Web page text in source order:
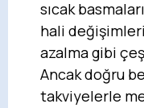
sıcak
hali
azalma gibi
Ancak doğru
takviyelerle